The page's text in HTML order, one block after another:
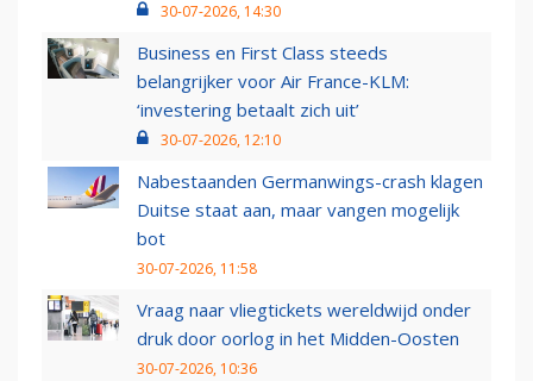
30-07-2026, 14:30
Business en First Class steeds
belangrijker voor Air France-KLM:
‘investering betaalt zich uit’
30-07-2026, 12:10
Nabestaanden Germanwings-crash klagen
Duitse staat aan, maar vangen mogelijk
bot
30-07-2026, 11:58
Vraag naar vliegtickets wereldwijd onder
druk door oorlog in het Midden-Oosten
30-07-2026, 10:36